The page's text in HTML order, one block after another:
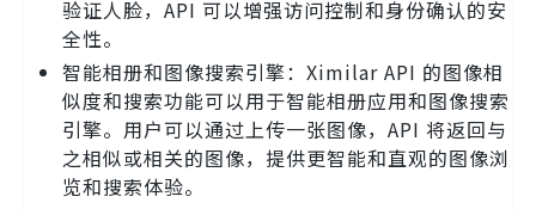
验证人脸，API 可以增强访问控制和身份确认的安
全性。
智能相册和图像搜索引擎：Ximilar API 的图像相
似度和搜索功能可以用于智能相册应用和图像搜索
引擎。用户可以通过上传一张图像，API 将返回与
之相似或相关的图像，提供更智能和直观的图像浏
览和搜索体验。